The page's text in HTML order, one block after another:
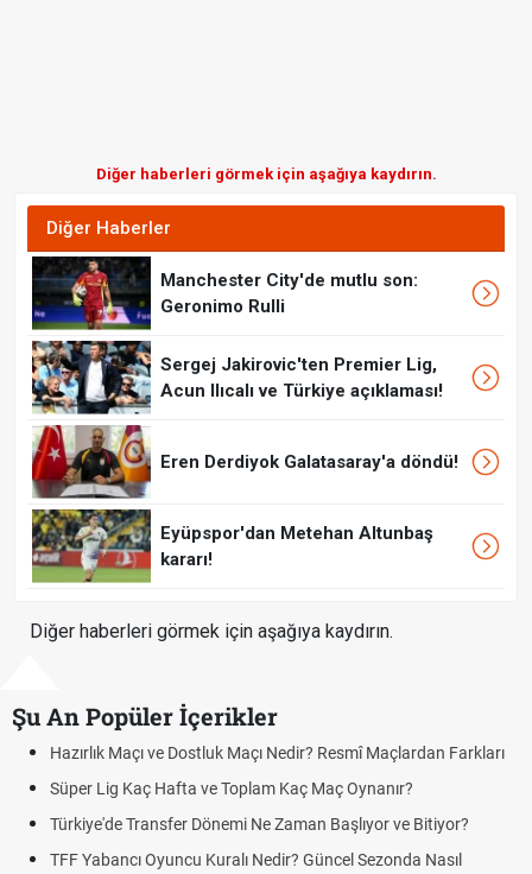
Diğer haberleri görmek için aşağıya kaydırın.
Diğer Haberler
Manchester City'de mutlu son:
Geronimo Rulli
Sergej Jakirovic'ten Premier Lig,
Acun Ilıcalı ve Türkiye açıklaması!
Eren Derdiyok Galatasaray'a döndü!
Eyüpspor'dan Metehan Altunbaş
kararı!
Diğer haberleri görmek için aşağıya kaydırın.
Şu An Popüler İçerikler
Maçı ve Dostluk Maçı Nedir? Resmî Maçlardan Farkları
Lig Kaç Hafta ve Toplam Kaç Maç Oynanır?
Transfer Dönemi Ne Zaman Başlıyor ve Bitiyor?
Oyuncu Kuralı Nedir? Güncel Sezonda Nasıl
Puan